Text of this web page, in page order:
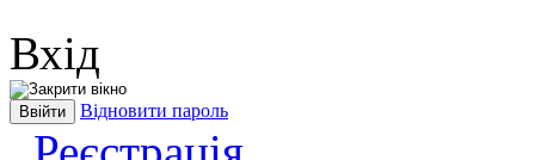
Вхід
Відновити пароль